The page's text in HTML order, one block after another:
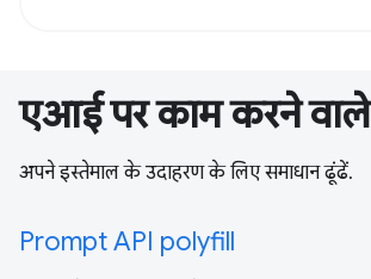
एआई पर काम करने वाले
अपने इस्तेमाल के उदाहरण के लिए समाधान ढूंढें.
Prompt API polyfill